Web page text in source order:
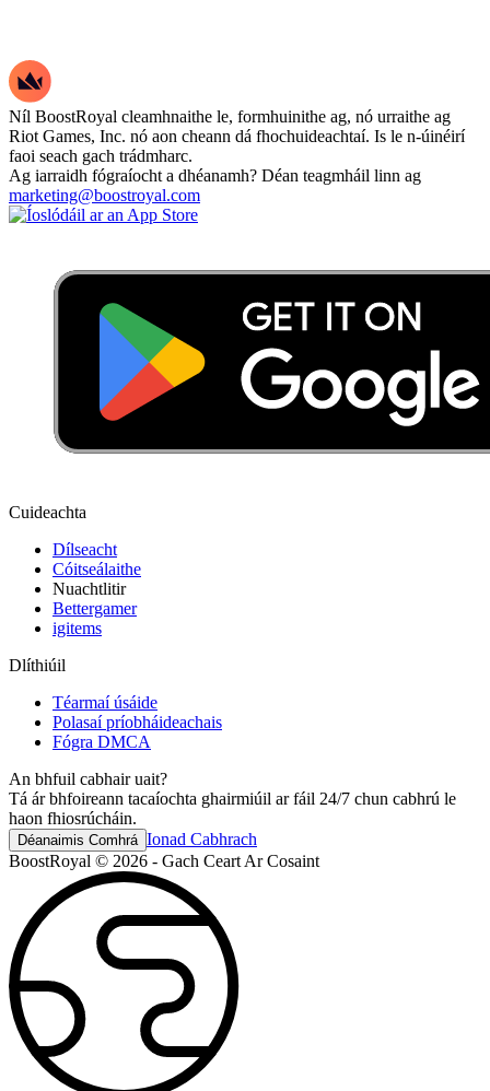
Níl BoostRoyal cleamhnaithe le, formhuinithe ag, nó urraithe ag
Riot Games, Inc. nó aon cheann dá fhochuideachtaí. Is le n-úinéirí
faoi seach gach trádmharc.
Ag iarraidh fógraíocht a dhéanamh? Déan teagmháil linn ag
marketing@boostroyal.com
Cuideachta
Dílseacht
Cóitseálaithe
Nuachtlitir
Bettergamer
igitems
Dlíthiúil
Téarmaí úsáide
Polasaí príobháideachais
Fógra DMCA
An bhfuil cabhair uait?
Tá ár bhfoireann tacaíochta ghairmiúil ar fáil 24/7 chun cabhrú le
haon fhiosrúcháin.
Déanaimis Comhrá Ionad Cabhrach
BoostRoyal © 2026 - Gach Ceart Ar Cosaint